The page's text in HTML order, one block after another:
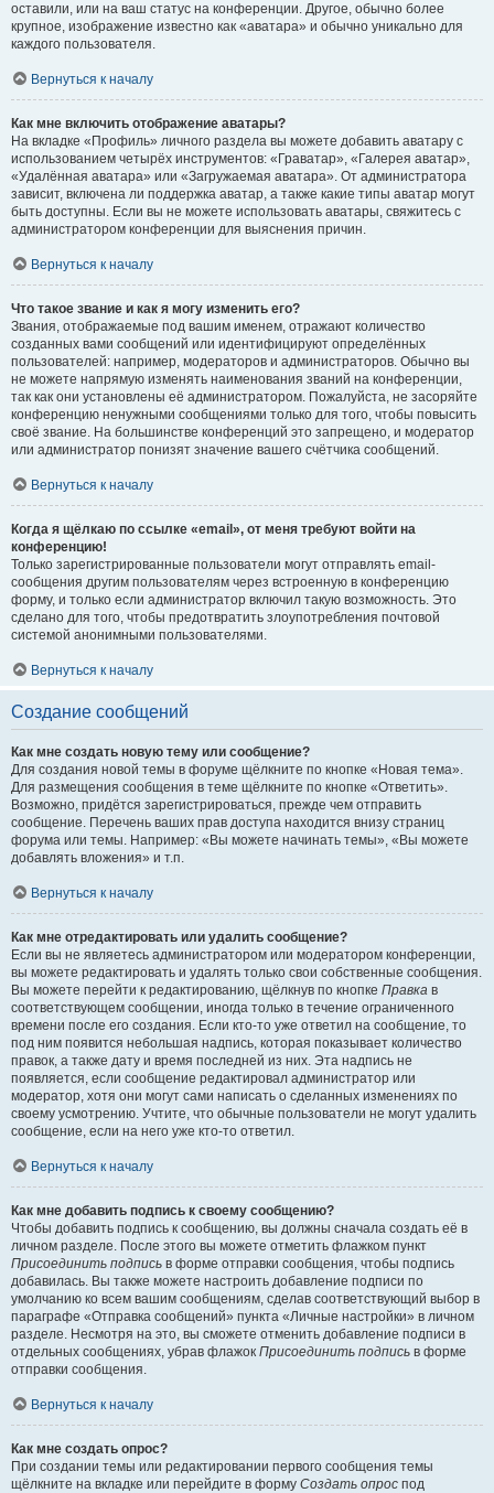
оставили, или на ваш статус на конференции. Другое, обычно более
крупное, изображение известно как «аватара» и обычно уникально для
каждого пользователя.
Вернуться к началу
Как мне включить отображение аватары?
На вкладке «Профиль» личного раздела вы можете добавить аватару с
использованием четырёх инструментов: «Граватар», «Галерея аватар»,
«Удалённая аватара» или «Загружаемая аватара». От администратора
зависит, включена ли поддержка аватар, а также какие типы аватар могут
быть доступны. Если вы не можете использовать аватары, свяжитесь с
администратором конференции для выяснения причин.
Вернуться к началу
Что такое звание и как я могу изменить его?
Звания, отображаемые под вашим именем, отражают количество
созданных вами сообщений или идентифицируют определённых
пользователей: например, модераторов и администраторов. Обычно вы
не можете напрямую изменять наименования званий на конференции,
так как они установлены её администратором. Пожалуйста, не засоряйте
конференцию ненужными сообщениями только для того, чтобы повысить
своё звание. На большинстве конференций это запрещено, и модератор
или администратор понизят значение вашего счётчика сообщений.
Вернуться к началу
Когда я щёлкаю по ссылке «email», от меня требуют войти на
конференцию!
Только зарегистрированные пользователи могут отправлять email-
сообщения другим пользователям через встроенную в конференцию
форму, и только если администратор включил такую возможность. Это
сделано для того, чтобы предотвратить злоупотребления почтовой
системой анонимными пользователями.
Вернуться к началу
Создание сообщений
Как мне создать новую тему или сообщение?
Для создания новой темы в форуме щёлкните по кнопке «Новая тема».
Для размещения сообщения в теме щёлкните по кнопке «Ответить».
Возможно, придётся зарегистрироваться, прежде чем отправить
сообщение. Перечень ваших прав доступа находится внизу страниц
форума или темы. Например: «Вы можете начинать темы», «Вы можете
добавлять вложения» и т.п.
Вернуться к началу
Как мне отредактировать или удалить сообщение?
Если вы не являетесь администратором или модератором конференции,
вы можете редактировать и удалять только свои собственные сообщения.
Вы можете перейти к редактированию, щёлкнув по кнопке Правка в
соответствующем сообщении, иногда только в течение ограниченного
времени после его создания. Если кто-то уже ответил на сообщение, то
под ним появится небольшая надпись, которая показывает количество
правок, а также дату и время последней из них. Эта надпись не
появляется, если сообщение редактировал администратор или
модератор, хотя они могут сами написать о сделанных изменениях по
своему усмотрению. Учтите, что обычные пользователи не могут удалить
сообщение, если на него уже кто-то ответил.
Вернуться к началу
Как мне добавить подпись к своему сообщению?
Чтобы добавить подпись к сообщению, вы должны сначала создать её в
личном разделе. После этого вы можете отметить флажком пункт
Присоединить подпись в форме отправки сообщения, чтобы подпись
добавилась. Вы также можете настроить добавление подписи по
умолчанию ко всем вашим сообщениям, сделав соответствующий выбор в
параграфе «Отправка сообщений» пункта «Личные настройки» в личном
разделе. Несмотря на это, вы сможете отменить добавление подписи в
отдельных сообщениях, убрав флажок Присоединить подпись в форме
отправки сообщения.
Вернуться к началу
Как мне создать опрос?
При создании темы или редактировании первого сообщения темы
щёлкните на вкладке или перейдите в форму Создать опрос под